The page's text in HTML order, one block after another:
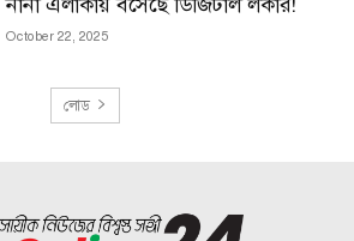
October 22, 2025
লোড